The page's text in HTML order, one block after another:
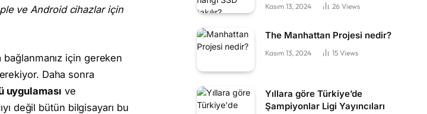
ve Android cihazlar için
bağlanmanız için gereken
Daha sonra
uygulaması ve
değil bütün bilgisayarı bu
Kasım 13, 2024 26 Views
The Manhattan Projesi nedir?
Kasım 13, 2024 15 Views
Yıllara göre Türkiye’de
Şampiyonlar Ligi Yayıncıları